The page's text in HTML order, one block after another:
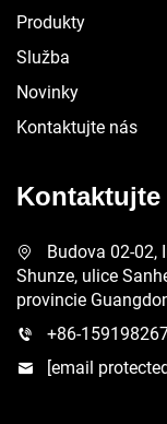
Produkty
Služba
Novinky
Kontaktujte nás
Kontaktujte
Budova 02-02,
Shunze, ulice
provincie
+86-
[email